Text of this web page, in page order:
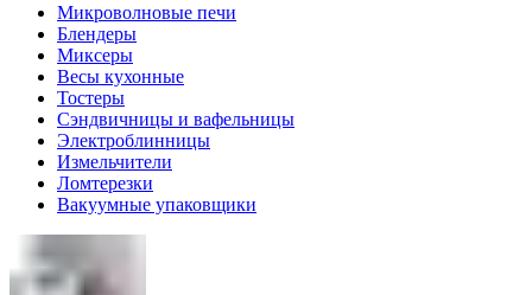
Микроволновые печи
Блендеры
Миксеры
Весы кухонные
Тостеры
Сэндвичницы и вафельницы
Электроблинницы
Измельчители
Ломтерезки
Вакуумные упаковщики